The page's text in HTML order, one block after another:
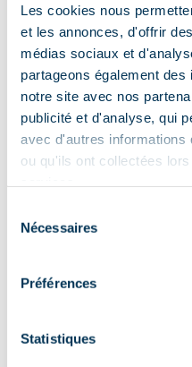
Les cookies nous
et les annonces, d'offrir
médias sociaux et
partageons également
notre site avec nos
publicité et d'analyse, qui
avec d'autres informations
ou qu'ils ont collectées
Nécessaires
Préférences
Statistiques